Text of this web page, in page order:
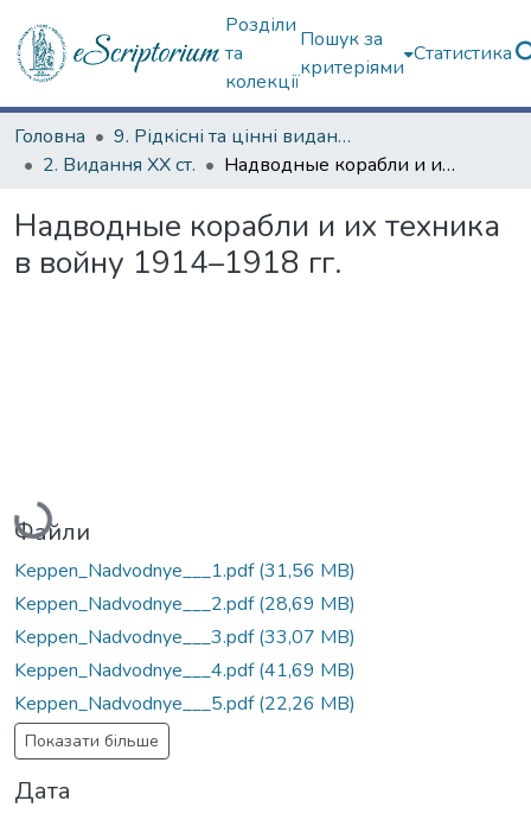
Розділи
та
колекції
Пошук за
критеріями
Статистика
Головна
9. Рідкісні та цінні видання
2. Видання ХХ ст.
Надводные корабли и их техника в войну 1914–1918 гг.
Надводные корабли и их техника
в войну 1914–1918 гг.
Вантажиться...
Файли
Keppen_Nadvodnye___1.pdf(31,56 MB)
Keppen_Nadvodnye___2.pdf(28,69 MB)
Keppen_Nadvodnye___3.pdf(33,07 MB)
Keppen_Nadvodnye___4.pdf(41,69 MB)
Keppen_Nadvodnye___5.pdf(22,26 MB)
Показати більше
Дата